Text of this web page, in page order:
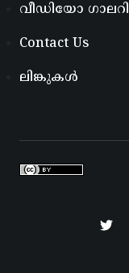
വീഡിയോ ഗാലറി
Contact Us
ലിങ്കുകൾ